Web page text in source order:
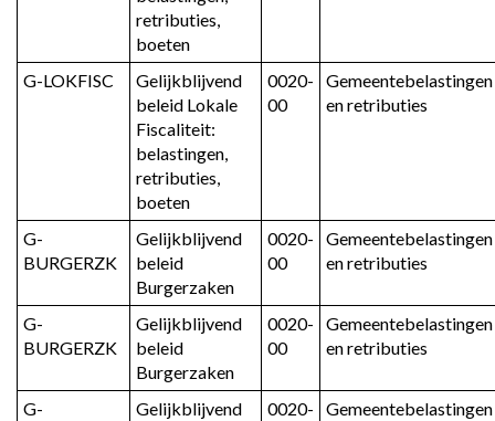
ontvangst
retributies,
boeten
G-LOKFISC
Gelijkblijvend
beleid Lokale
Fiscaliteit:
belastingen,
retributies,
boeten
0020-
00
Gemeentebelastingen
en retributies
G-
BURGERZK
Gelijkblijvend
beleid
Burgerzaken
0020-
00
Gemeentebelastingen
en retributies
G-
BURGERZK
Gelijkblijvend
beleid
Burgerzaken
0020-
00
Gemeentebelastingen
en retributies
G-
Gelijkblijvend
0020-
Gemeentebelastingen